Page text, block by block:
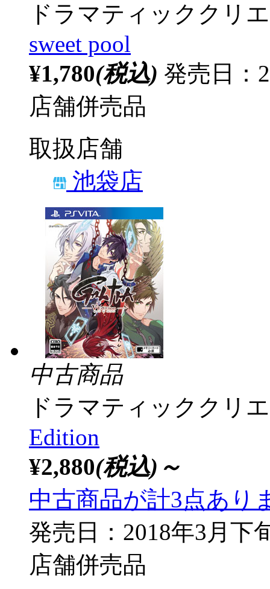
ドラマティッククリ
sweet pool
¥1,780(税込) 発売日：
店舗併売品
取扱店舗
池袋店
中古商品
ドラマティッククリ
Edition
¥2,880(税込)～
中古商品が計3点あり
発売日：2018年3月下
店舗併売品